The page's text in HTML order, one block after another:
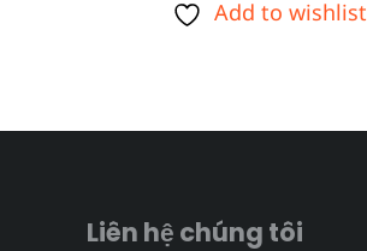
Add to wishlist
Liên hệ chúng tôi